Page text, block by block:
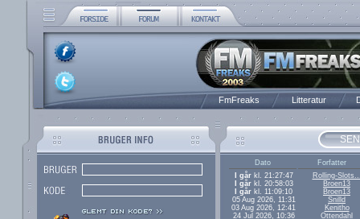
FmFreaks Litteratur
Dato
Forfatter
I gårkl. 21:27:47
Rolling-
I gårkl. 20:58:03
Broen13
I går kl. 11:09:10
Broen13
05 Aug 2026, 11:31
Snilld
03 Aug 2026, 12:41
Kenitho
24 Jul 2026, 10:36
Ottendahl